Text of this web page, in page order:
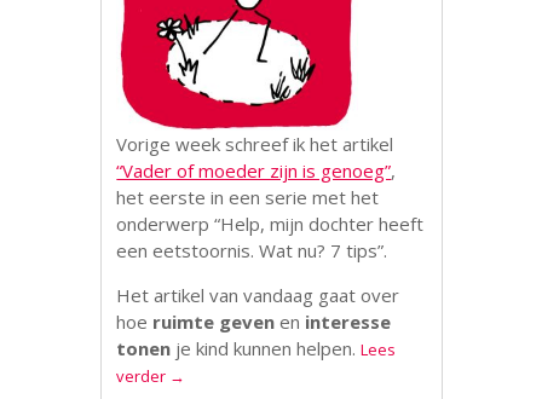
Vorige week schreef ik het artikel
“Vader of moeder zijn is genoeg”,
het eerste in een serie met het
onderwerp “Help, mijn dochter heeft
een eetstoornis. Wat nu? 7 tips”.
Het artikel van vandaag gaat over
hoe ruimte geven en interesse
tonen je kind kunnen helpen.Lees
verder →